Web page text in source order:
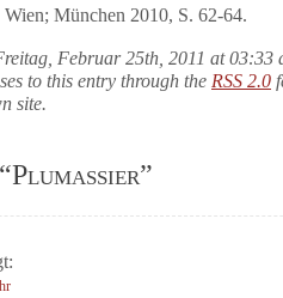
München 2010, S. 62-64.
Februar 25th, 2011 at 03:33
to this entry through the RSS 2.0
site.